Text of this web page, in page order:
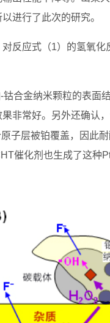
进行了此次的研究。
反应式（1）的氢氧
合金纳米颗粒的表面
非常好。另外还确认
子层被铂覆盖，因此
催化剂也生成了这种